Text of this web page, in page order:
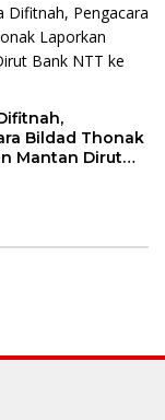
Bildad Thonak
Mantan Dirut